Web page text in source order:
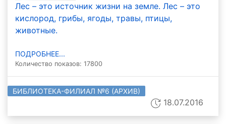
Лес – это источник жизни на земле. Лес – это
кислород, грибы, ягоды, травы, птицы,
животные.
ПОДРОБНЕЕ...
Количество показов: 17800
БИБЛИОТЕКА-ФИЛИАЛ №6 (АРХИВ)
18.07.2016